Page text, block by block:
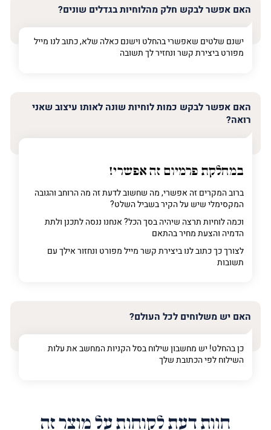
האם אפשר לבקש חלק מהלוחיות בגדלים שונים?
ישנם שלטים שאפשרי בהחלט וישנם כאלה שלא, כתוב לנו מייל
מפורט ביצירת קשר ונחזיר לך תשובה
האם אפשר לבקש כמות לוחיות שונה לאותו עיצוב שאני
רואה?
במחלקת פרמיום זה אפשרי!
ברוב המקרים זה אפשרי, מה שחשוב לדעת זה מה הרוחב והגובה
המקסימלי שיש על הקיר בשביל השלט?
וכמה לוחיות תרצה שיהיה בסך הכל? אנחנו ננסה לתכנן ולתת
הדמיה והצעת מחיר בהתאם
לצורך כך כתוב לנו ביצירת קשר מייל מפורט ונחזור אילך עם
תשובות
האם יש משלוחים לכל העולם?
כן בהחלט! יש מחשבון שילוח בסל הקניות המחשב את עלות
השילוח לפי הכתובת שלך
חוות דעת לקוחות על מוצר זה